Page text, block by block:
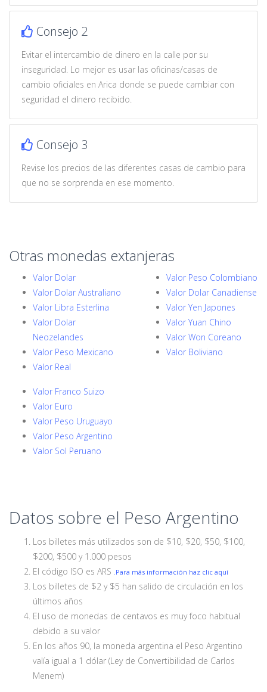
Consejo 2
Evitar el intercambio de dinero en la calle por su
inseguridad. Lo mejor es usar las oficinas/casas de
cambio oficiales en Arica donde se puede cambiar con
seguridad el dinero recibido.
Consejo 3
Revise los precios de las diferentes casas de cambio para
que no se sorprenda en ese momento.
Otras monedas extanjeras
Valor Dolar
Valor Dolar Australiano
Valor Libra Esterlina
Valor Dolar
Neozelandes
Valor Peso Mexicano
Valor Real
Valor Peso Colombiano
Valor Dolar Canadiense
Valor Yen Japones
Valor Yuan Chino
Valor Won Coreano
Valor Boliviano
Valor Franco Suizo
Valor Euro
Valor Peso Uruguayo
Valor Peso Argentino
Valor Sol Peruano
Datos sobre el Peso Argentino
Los billetes más utilizados son de $10, $20, $50, $100,
$200, $500 y 1.000 pesos
El código ISO es ARS .Para más información haz clic aquí
Los billetes de $2 y $5 han salido de circulación en los
últimos años
El uso de monedas de centavos es muy foco habitual
debido a su valor
En los años 90, la moneda argentina el Peso Argentino
valía igual a 1 dólar (Ley de Convertibilidad de Carlos
Menem)